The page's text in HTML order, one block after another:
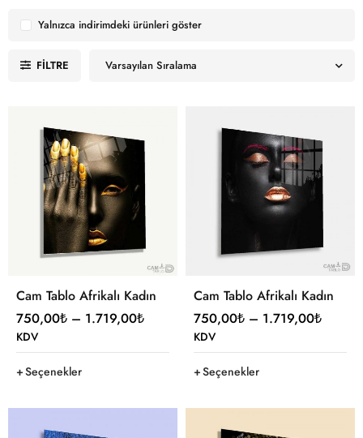
FILTRE Varsayılan Sıralama
Yalnızca indirimdeki ürünleri göster
Cam Tablo Afrikalı Kadın
750,00₺ – 1.719,00₺
KDV
Seçenekler
Cam Tablo Afrikalı Kadın
750,00₺ – 1.719,00₺
KDV
Seçenekler